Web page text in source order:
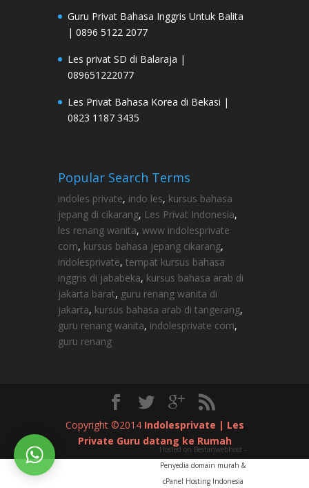
Guru Privat Bahasa Inggris Untuk Balita
| 0896 5122 2077
Les privat SD di Balaraja |
089651222077
Les Privat Bahasa Korea di Bekasi |
0823 1187 3435
Popular Search Terms
indoles private, indo les, kursus bahasa
jepang di cikarang, Les Privat Indonesia,
les renang wanita, www indolesprivate
com, kursus bahasa jepang cikarang,
indolesprivate, tempat kursus bahasa
inggris di jababeka, kursus bahasa arab di
jakarta barat, guru renang wanita di
jakarta, kursus bahasa arab di tangerang,
guru renang wanita, indolesprivate com,
guru renang
Copyright ©2014 Indolesprivate | Les
Private Guru datang ke Rumah
Hosted on Bestariwebhost -
Penyedia domain murah &
cPanel Hosting Indonesia